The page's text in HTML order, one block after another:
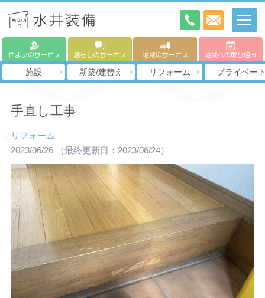
住まいのサービス 暮らしのサービス 地域のサービス 地域への取り組み
施設 新築/建替え リフォーム プライベー
手直し工事
リフォーム
2023/06/26
（最終更新日：2023/06/24）